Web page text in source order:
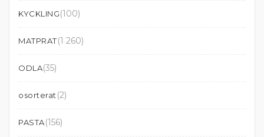
KYCKLING(100)
MATPRAT(1 260)
ODLA(35)
osorterat (2)
PASTA(156)